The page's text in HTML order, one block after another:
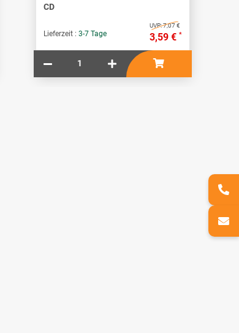
CD
Lieferzeit : 3-7 Tage
UVP:7,07 €
3,59 € *